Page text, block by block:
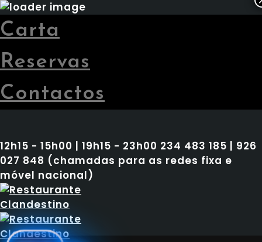
Carta
Reservas
Contactos
12h15 - 15h00 | 19h15 - 23h00 234 483 185 | 926
027 848 (chamadas para as redes fixa e
móvel nacional)